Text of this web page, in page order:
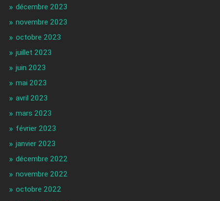
décembre 2023
novembre 2023
octobre 2023
juillet 2023
juin 2023
mai 2023
avril 2023
mars 2023
février 2023
janvier 2023
décembre 2022
novembre 2022
octobre 2022